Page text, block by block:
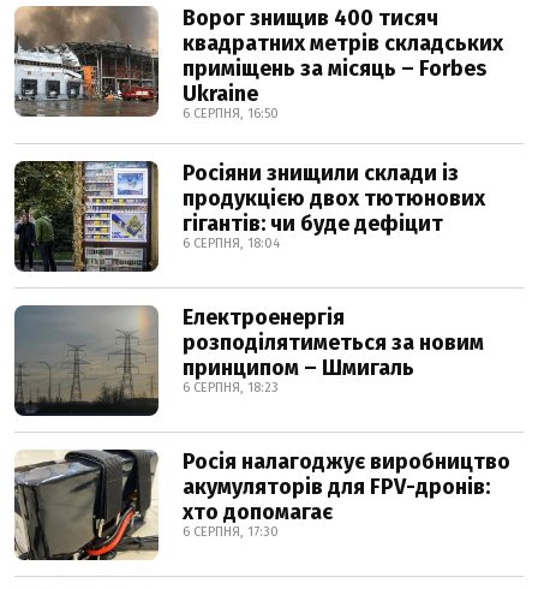
Ворог знищив 400 тисяч
квадратних метрів складських
приміщень за місяць – Forbes
Ukraine
6 СЕРПНЯ, 16:50
Росіяни знищили склади із
продукцією двох тютюнових
гігантів: чи буде дефіцит
6 СЕРПНЯ, 18:04
Електроенергія
розподілятиметься за новим
принципом – Шмигаль
6 СЕРПНЯ, 18:23
Росія налагоджує виробництво
акумуляторів для FPV-дронів:
хто допомагає
6 СЕРПНЯ, 17:30